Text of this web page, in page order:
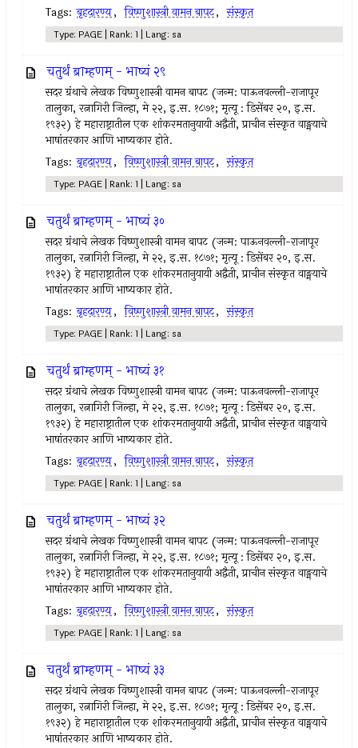
Tags: बृहदारण्य, विष्णुशास्त्री वामन बापट, संस्कृत
Type: PAGE | Rank: 1 | Lang: sa
चतुर्थं ब्राम्हणम् - भाष्यं २९
सदर ग्रंथाचे लेखक विष्णुशास्त्री वामन बापट (जन्म: पाऊनवल्ली-राजापूर
तालुका, रत्नागिरी जिल्हा, मे २२, इ.स. १८७१; मृत्यू : डिसेंबर २०, इ.स.
१९३२) हे महाराष्ट्रातील एक शांकरमतानुयायी अद्वैती, प्राचीन संस्कृत वाङ्मयाचे
भाषांतरकार आणि भाष्यकार होते.
Tags: बृहदारण्य, विष्णुशास्त्री वामन बापट, संस्कृत
Type: PAGE | Rank: 1 | Lang: sa
चतुर्थं ब्राम्हणम् - भाष्यं ३०
सदर ग्रंथाचे लेखक विष्णुशास्त्री वामन बापट (जन्म: पाऊनवल्ली-राजापूर
तालुका, रत्नागिरी जिल्हा, मे २२, इ.स. १८७१; मृत्यू : डिसेंबर २०, इ.स.
१९३२) हे महाराष्ट्रातील एक शांकरमतानुयायी अद्वैती, प्राचीन संस्कृत वाङ्मयाचे
भाषांतरकार आणि भाष्यकार होते.
Tags: बृहदारण्य, विष्णुशास्त्री वामन बापट, संस्कृत
Type: PAGE | Rank: 1 | Lang: sa
चतुर्थं ब्राम्हणम् - भाष्यं ३१
सदर ग्रंथाचे लेखक विष्णुशास्त्री वामन बापट (जन्म: पाऊनवल्ली-राजापूर
तालुका, रत्नागिरी जिल्हा, मे २२, इ.स. १८७१; मृत्यू : डिसेंबर २०, इ.स.
१९३२) हे महाराष्ट्रातील एक शांकरमतानुयायी अद्वैती, प्राचीन संस्कृत वाङ्मयाचे
भाषांतरकार आणि भाष्यकार होते.
Tags: बृहदारण्य, विष्णुशास्त्री वामन बापट, संस्कृत
Type: PAGE | Rank: 1 | Lang: sa
चतुर्थं ब्राम्हणम् - भाष्यं ३२
सदर ग्रंथाचे लेखक विष्णुशास्त्री वामन बापट (जन्म: पाऊनवल्ली-राजापूर
तालुका, रत्नागिरी जिल्हा, मे २२, इ.स. १८७१; मृत्यू : डिसेंबर २०, इ.स.
१९३२) हे महाराष्ट्रातील एक शांकरमतानुयायी अद्वैती, प्राचीन संस्कृत वाङ्मयाचे
भाषांतरकार आणि भाष्यकार होते.
Tags: बृहदारण्य, विष्णुशास्त्री वामन बापट, संस्कृत
Type: PAGE | Rank: 1 | Lang: sa
चतुर्थं ब्राम्हणम् - भाष्यं ३३
सदर ग्रंथाचे लेखक विष्णुशास्त्री वामन बापट (जन्म: पाऊनवल्ली-राजापूर
तालुका, रत्नागिरी जिल्हा, मे २२, इ.स. १८७१; मृत्यू : डिसेंबर २०, इ.स.
१९३२) हे महाराष्ट्रातील एक शांकरमतानुयायी अद्वैती, प्राचीन संस्कृत वाङ्मयाचे
भाषांतरकार आणि भाष्यकार होते.